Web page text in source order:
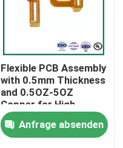
Flexible PCB Assembly
with 0.5mm Thickness
and 0.5OZ-5OZ
Copper for High
Power Output
Applications
Anfrage absenden